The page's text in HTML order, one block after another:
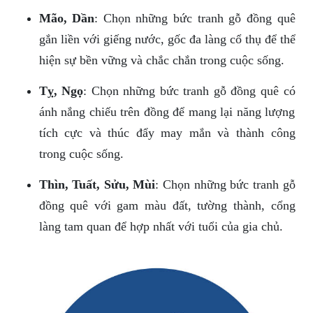
Mão, Dần: Chọn những bức tranh gỗ đồng quê
gắn liền với giếng nước, gốc đa làng cổ thụ để thể
hiện sự bền vững và chắc chắn trong cuộc sống.
Tỵ, Ngọ: Chọn những bức tranh gỗ đồng quê có
ánh nắng chiếu trên đồng để mang lại năng lượng
tích cực và thúc đẩy may mắn và thành công
trong cuộc sống.
Thìn, Tuất, Sửu, Mùi: Chọn những bức tranh gỗ
đồng quê với gam màu đất, tường thành, cổng
làng tam quan để hợp nhất với tuổi của gia chủ.